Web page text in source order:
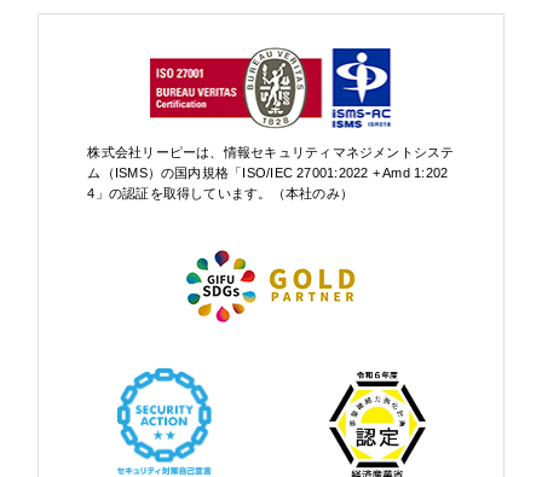
株式会社リーピーは、情報セキュリティマネジメントシステ
ム（ISMS）の国内規格「ISO/IEC 27001:2022 + Amd 1:202
4」の認証を取得しています。（本社のみ）